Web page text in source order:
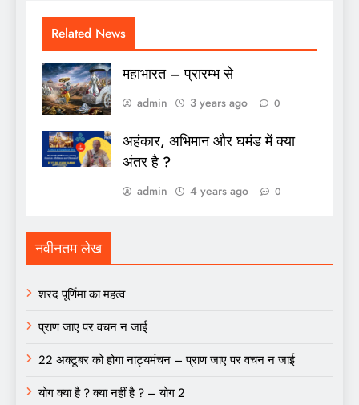
Related News
महाभारत – प्रारम्भ से
admin 3 years ago 0
अहंकार, अभिमान और घमंड में क्या
अंतर है ?
admin 4 years ago 0
नवीनतम लेख
शरद पूर्णिमा का महत्व
प्राण जाए पर वचन न जाई
22 अक्टूबर को होगा नाट्यमंचन – प्राण जाए पर वचन न जाई
योग क्या है ? क्या नहीं है ? – योग 2